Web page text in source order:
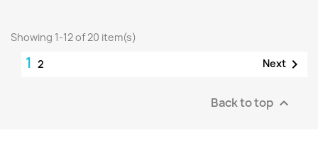
Showing 1-12 of 20 item(s)
1 2 Next 
Back to top 